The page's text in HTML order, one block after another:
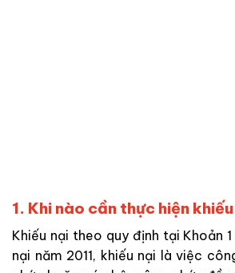
1. Khi nào cần thực hiện
Khiếu nại theo quy định tại Khoản
nại năm 2011, khiếu nại là việc